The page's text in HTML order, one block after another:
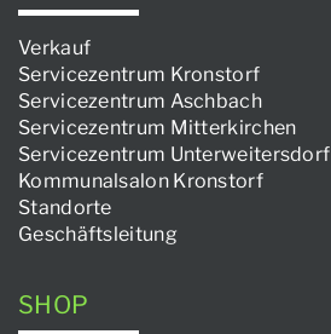
Verkauf
Servicezentrum Kronstorf
Servicezentrum Aschbach
Servicezentrum Mitterkirchen
Servicezentrum Unterweitersdorf
Kommunalsalon Kronstorf
Standorte
Geschäftsleitung
SHOP